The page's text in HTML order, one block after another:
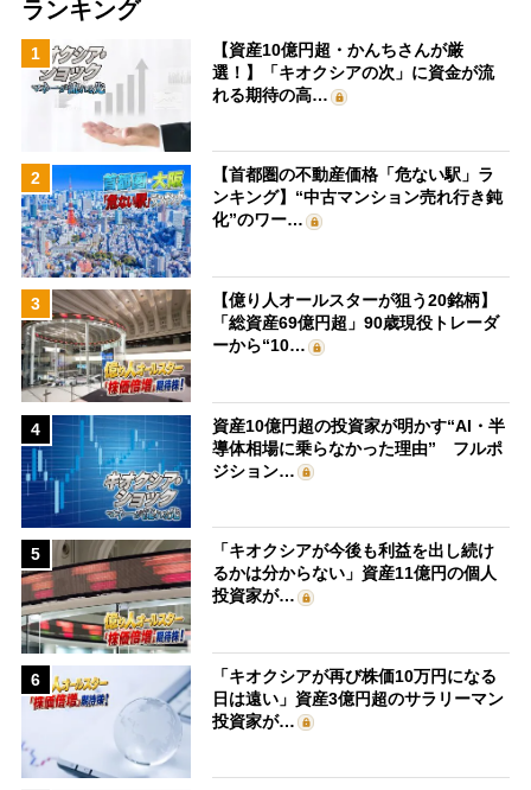
ランキング
1
【資産10億円超・かんちさんが厳
選！】「キオクシアの次」に資金が流
れる期待の高…
2
【首都圏の不動産価格「危ない駅」ラ
ンキング】“中古マンション売れ行き鈍
化”のワー…
3
【億り人オールスターが狙う20銘柄】
「総資産69億円超」90歳現役トレーダ
ーから“10…
4
資産10億円超の投資家が明かす“AI・半
導体相場に乗らなかった理由” フルポ
ジション…
5
「キオクシアが今後も利益を出し続け
るかは分からない」資産11億円の個人
投資家が…
6
「キオクシアが再び株価10万円になる
日は遠い」資産3億円超のサラリーマン
投資家が…